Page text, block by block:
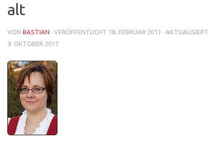
alt
VON BASTIAN · VERÖFFENTLICHT 18. FEBRUAR 2011 · AKTUALISIERT
9. OKTOBER 2017